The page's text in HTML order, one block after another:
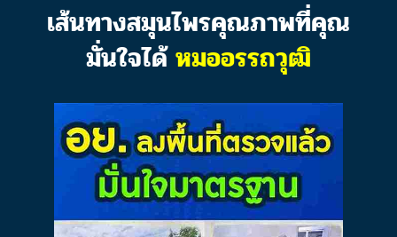
เส้นทางสมุนไพรคุณภาพที่คุณ
มั่นใจได้หมออรรถวุฒิ